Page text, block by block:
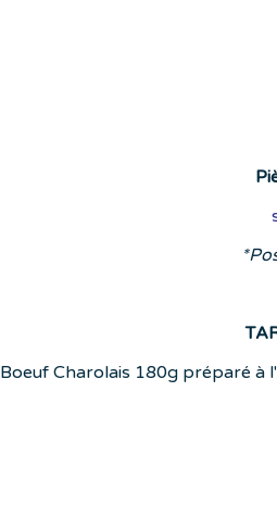
Boeuf Charolais 180g préparé à